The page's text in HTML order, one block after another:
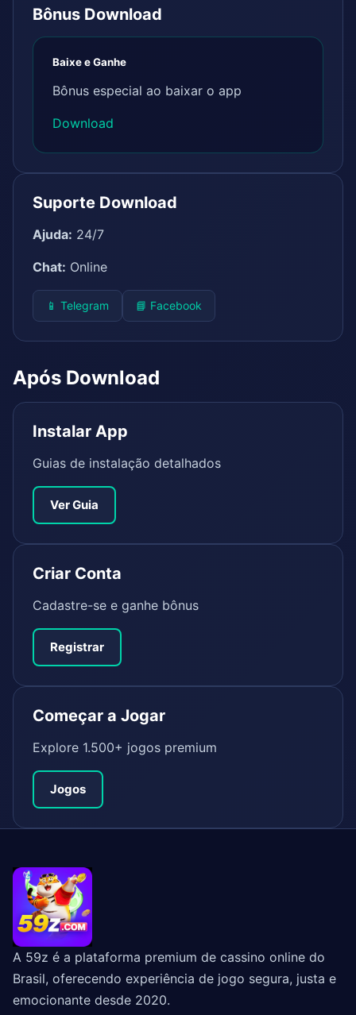
Bônus Download
Baixe e Ganhe
Bônus especial ao baixar o app
Download
Suporte Download
Ajuda: 24/7
Chat: Online
📱 Telegram 📘 Facebook
Após Download
Instalar App
Guias de instalação detalhados
Ver Guia
Criar Conta
Cadastre-se e ganhe bônus
Registrar
Começar a Jogar
Explore 1.500+ jogos premium
Jogos
A 59z é a plataforma premium de cassino online do
Brasil, oferecendo experiência de jogo segura, justa e
emocionante desde 2020.